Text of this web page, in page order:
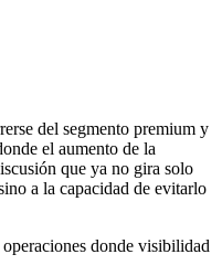
del segmento premium y
el aumento de la
que ya no gira solo
a la capacidad de evitarlo
donde visibilidad